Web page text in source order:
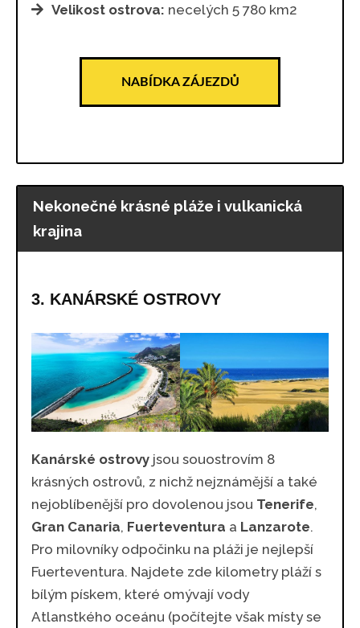
Velikost ostrova: necelých 5 780 km2
NABÍDKA ZÁJEZDŮ
Nekonečné krásné pláže i vulkanická
krajina
3. KANÁRSKÉ OSTROVY
Kanárské ostrovy jsou souostrovím 8
krásných ostrovů, z nichž nejznámější a také
nejoblíbenější pro dovolenou jsou Tenerife,
Gran Canaria, Fuerteventura a Lanzarote.
Pro milovníky odpočinku na pláži je nejlepší
Fuerteventura. Najdete zde kilometry pláží s
bílým pískem, které omývají vody
Atlanstkého oceánu (počítejte však místy se